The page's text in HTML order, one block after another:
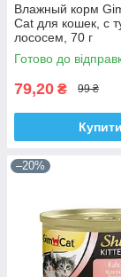
Влажный корм
Cat для кошек, с
лососем, 70 г
Готово до
79,20 ₴ 99 ₴
Купити
–20%